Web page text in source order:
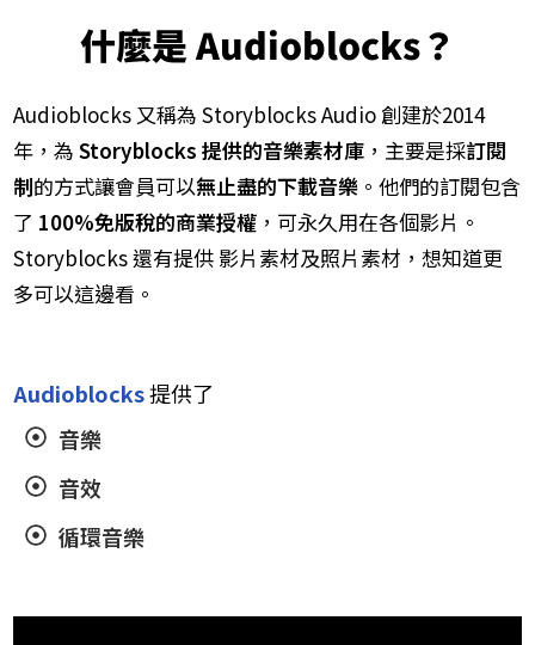
什麼是 ​Audioblocks？
​Audioblocks 又稱為 Storyblocks Audio 創建於2014
年 ，為 Storyblocks 提供的音樂素材庫 ，主要是採訂閱
制的方式讓會員可以無止盡的下載音樂 。他們的訂閱包含
了 100%免版稅的商業授權 ，可永久用在各個影片。
Storyblocks 還有提供 影片素材及照片素材，想知道更
多可以這邊看。
Audioblocks提供了
​音樂
音效
​循環音樂